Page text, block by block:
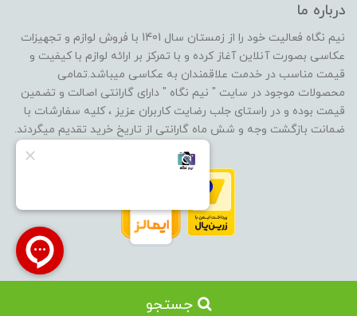
درباره ما
نیم نگاه فعالیت خود را از زمستان سال 1401 با فروش لوازم و تجهیزات
عکاسی بصورت آنلاین آغاز کرده و با تمرکز بر ارائه لوازم با کیفیت و
قیمت مناسب در خدمت علاقمندان به عکاسی میباشد.تمامی
محصولات موجود در سایت " نیم نگاه " دارای گارانتی اصالت و تضمین
قیمت بوده و در راستای جلب رضایت کاربران عزیز ، کلیه سفارشات با
ضمانت بازگشت وجه و شش ماه گارانتی از تاریخ خرید تقدیم میگردند.
ساخت سایت توسط